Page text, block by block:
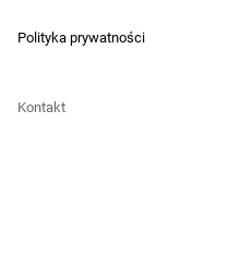
Polityka prywatności
Kontakt